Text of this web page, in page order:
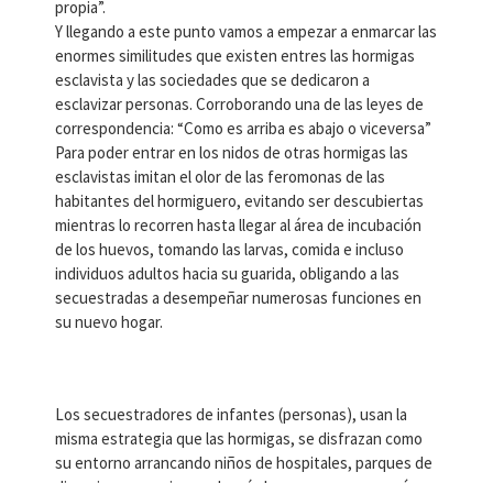
propia”.
Y llegando a este punto vamos a empezar a enmarcar las
enormes similitudes que existen entres las hormigas
esclavista y las sociedades que se dedicaron a
esclavizar personas. Corroborando una de las leyes de
correspondencia: “Como es arriba es abajo o viceversa”
Para poder entrar en los nidos de otras hormigas las
esclavistas imitan el olor de las feromonas de las
habitantes del hormiguero, evitando ser descubiertas
mientras lo recorren hasta llegar al área de incubación
de los huevos, tomando las larvas, comida e incluso
individuos adultos hacia su guarida, obligando a las
secuestradas a desempeñar numerosas funciones en
su nuevo hogar.
Los secuestradores de infantes (personas), usan la
misma estrategia que las hormigas, se disfrazan como
su entorno arrancando niños de hospitales, parques de